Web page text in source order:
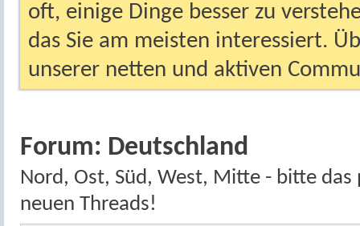
oft, einige Dinge besser zu
das Sie am meisten interessiert.
unserer netten und aktiven
Forum: Deutschland
Nord, Ost, Süd, West, Mitte - bitte
neuen Threads!